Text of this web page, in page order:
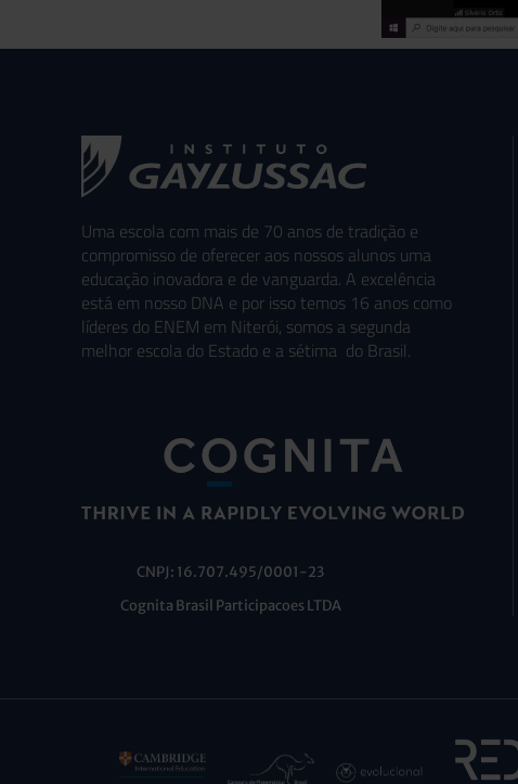
Uma escola com mais de 70 anos de tradição e
compromisso de oferecer aos nossos alunos uma
educação inovadora e de vanguarda. A excelência
está em nosso DNA e por isso temos 16 anos como
líderes do ENEM em Niterói, somos a segunda
melhor escola do Estado e a sétima do Brasil.
CNPJ: 16.707.495/0001-23
Cognita Brasil Participacoes LTDA